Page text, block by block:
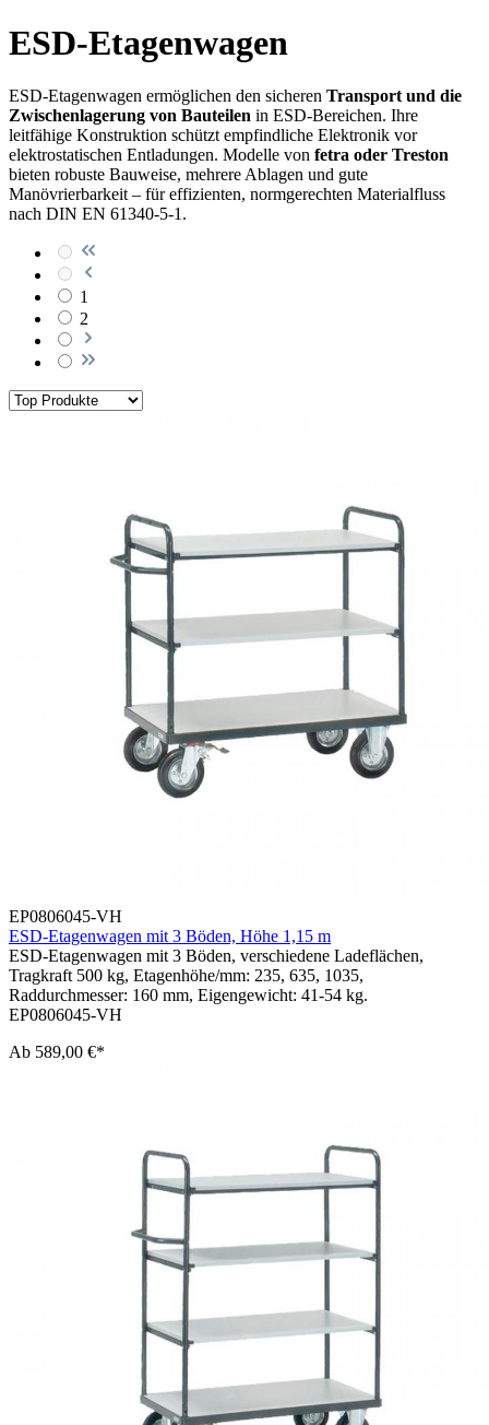
ESD-Etagenwagen
ESD-Etagenwagen ermöglichen den sicheren Transport und die
Zwischenlagerung von Bauteilen in ESD-Bereichen. Ihre
leitfähige Konstruktion schützt empfindliche Elektronik vor
elektrostatischen Entladungen. Modelle von fetra oder Treston
bieten robuste Bauweise, mehrere Ablagen und gute
Manövrierbarkeit – für effizienten, normgerechten Materialfluss
nach DIN EN 61340-5-1.
1
2
EP0806045-VH
ESD-Etagenwagen mit 3 Böden, Höhe 1,15 m
ESD-Etagenwagen mit 3 Böden, verschiedene Ladeflächen,
Tragkraft 500 kg, Etagenhöhe/mm: 235, 635, 1035,
Raddurchmesser: 160 mm, Eigengewicht: 41-54 kg.
EP0806045-VH
Ab 589,00 €*